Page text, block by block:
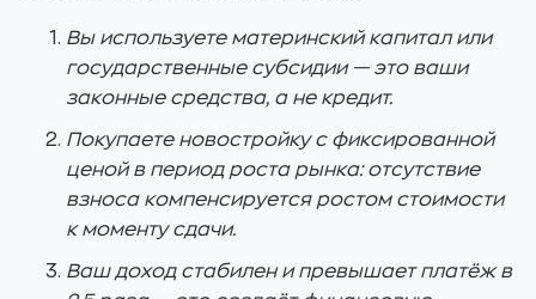
Вы используете материнский капитал или
государственные субсидии — это ваши
законные средства, а не кредит.
Покупаете новостройку с фиксированной
ценой в период роста рынка: отсутствие
взноса компенсируется ростом стоимости
к моменту сдачи.
Ваш доход стабилен и превышает платёж в